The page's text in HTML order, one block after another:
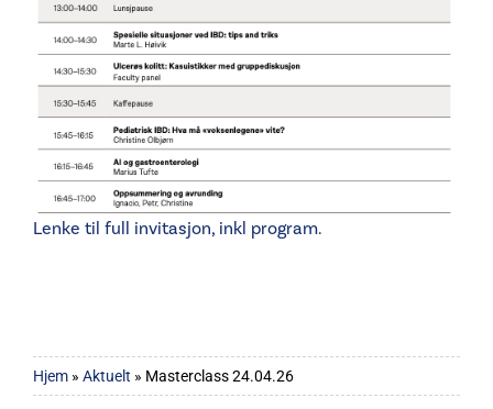
Lenke til full invitasjon, inkl program.
Hjem » Aktuelt » Masterclass 24.04.26